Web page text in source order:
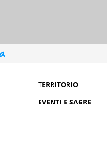
TERRITORIO
EVENTI E SAGRE